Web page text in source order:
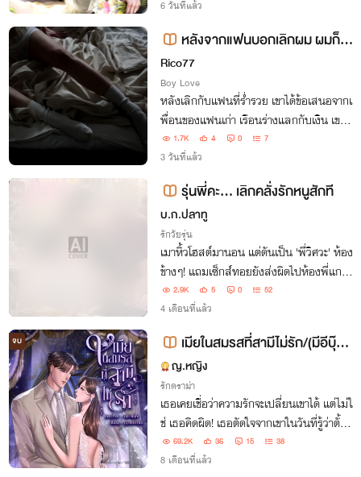
6 วันที่แล้ว
หลังจากแฟนบอกเลิกผม ผมก็ส
อยเพื่อนธงแดงของแฟนเก่าทั้งกลุ่มเ
ลยครับ pwp
Rico77
Boy Love
หลังเลิกกับแฟนที่ร่ำรวย เขาได้ข้อเสนอจากเ
พื่อนของแฟนเก่า เรือนร่างแลกกับเงิน เขาเ
ลยได้สอยเพื่อนของแฟนเก่าทั้งกลุ่ม ทั้งยังจ
ากไปพร้อมกับเงิน แต่แล้วทำไมเหล่าตู้กดเงิ
นทุกคนถึงมาร้องขอสถานะกับเขากันล่ะ!?
1.7K 4 0 7
3 วันที่แล้ว
รุ่นพี่คะ... เลิกคลั่งรักหนูสักที
บ.ก.ปลาทู
รักวัยรุ่น
เมาหิ้วโฮสต์มานอน แต่ดันเป็น 'พี่วิศวะ' ห้อง
ข้างๆ! แถมเซ็กส์ทอยยังส่งผิดไปห้องพี่แกอี
ก! "ใช้กระต่ายมันเปลืองถ่าน มาใช้ระบบแม
นนวลห้องพี่ดีกว่า" งานนี้นางฟ้าสถาปัตย์จะ
หนีคนคลั่งรักพ้นไหมเนี่ย!
2.9K 5 0 52
4 เดือนที่แล้ว
จบ
เมียในสมรสที่สามีไม่รัก/(มีอีบุ๊คแ
ล้ว)ญ.หญิง
รักดราม่า
เธอเคยเชื่อว่าความรักจะเปลี่ยนเขาได้ แต่ไม่ใ
ช่ เธอคิดผิด! เธอตัดใจจากเขาในวันที่รู้ว่าตั้งค
รรภ์! ส่วนเขารู้ว่ารักในวันที่สายไปแล้ว!
69.2K 36 15 38
8 เดือนที่แล้ว